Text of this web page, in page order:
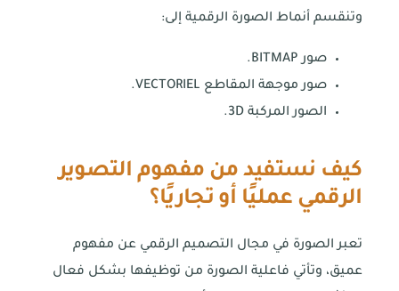
وتنقسم أنماط الصورة الرقمية إلى:
صور BITMAP.
صور موجهة المقاطع VECTORIEL.
الصور المركبة 3D.
كيف نستفيد من مفهوم التصوير
الرقمي عمليًا أو تجاريًا؟
تعبر الصورة في مجال التصميم الرقمي عن مفهوم
عميق، وتأتي فاعلية الصورة من توظيفها بشكل فعال